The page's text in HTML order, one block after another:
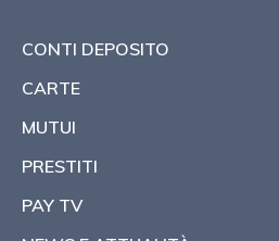
CONTI DEPOSITO
CARTE
MUTUI
PRESTITI
PAY TV